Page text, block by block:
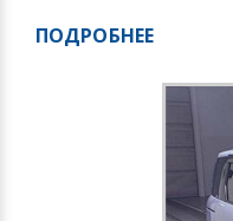
ПОДРОБНЕЕ